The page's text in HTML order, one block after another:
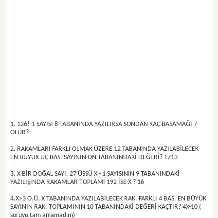
1. 126!-1 SAYISI 8 TABANINDA YAZILIRSA SONDAN KAÇ BASAMAĞI 7
OLUR?
2. RAKAMLARI FARKLI OLMAK ÜZERE 12 TABANINDA YAZILABİLECEK
EN BÜYÜK ÜÇ BAS. SAYININ ON TABANINDAKİ DEĞERİ? 1713
3. X BİR DOĞAL SAYI. 27 ÜSSÜ X - 1 SAYISININ 9 TABANINDAKİ
YAZILIŞINDA RAKAMLAR TOPLAMI 192 İSE X ? 16
4.X>3 O.Ü. X TABANINDA YAZILABİLECEK RAK. FARKLI 4 BAS. EN BÜYÜK
SAYININ RAK. TOPLAMININ 10 TABANINDAKİ DEĞERİ KAÇTIR? 4X-10 (
soruyu tam anlamadım)